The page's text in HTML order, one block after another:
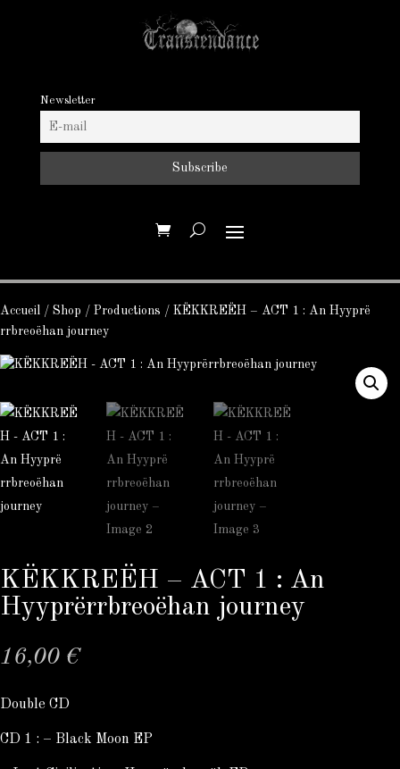
Newsletter
Accueil / Shop / Productions / KËKKREËH – ACT 1 : An Hyypr​ë​
rrbreo​ë​han journey
KËKKREËH – ACT 1 : An
Hyypr​ë​rrbreo​ë​han journey
16,00 €
Double CD
CD 1 : – Black Moon EP